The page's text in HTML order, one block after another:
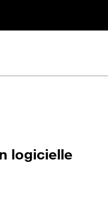
logicielle